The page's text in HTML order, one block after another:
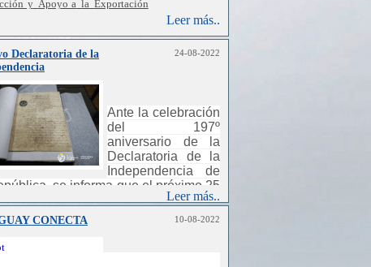
y Apoyo a la Exportación
Nacional deLetrasy
del
de
internacionalización
cultura, en conjunto
de promoción
e imagen país
Leer más..
Declaratoria de la
24-08-2022
Ante la celebración
del 197º
aniversario de la
Declaratoria de la
Independencia de
se informa que el próximo 25
este Consulado General
cerrado.
Leer más..
CONECTA 10-08-2022